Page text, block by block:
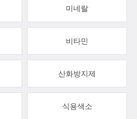
미네랄
비타민
산화방지제
식용색소